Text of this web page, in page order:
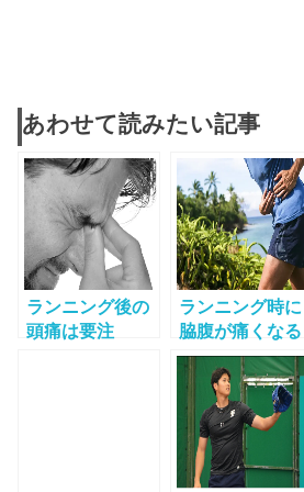
あわせて読みたい記事
ランニング後の
頭痛は要注
ランニング時に
脇腹が痛くなる
理由って？その
原因と対処法に
ついて